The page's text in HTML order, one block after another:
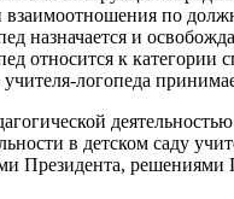
взаимоотношения по
назначается и
относится к
логопеда
в детском саду
Президента, решениями